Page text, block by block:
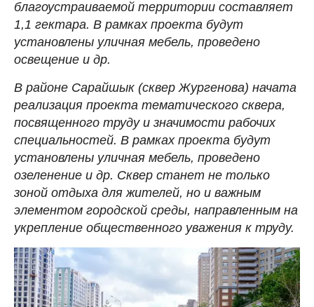
благоустраиваемой территории составляет
1,1 гектара. В рамках проекта будут
установлены уличная мебель, проведено
освещение и др.
В районе Сарайшык (сквер Жургенова) начата
реализация проекта тематического сквера,
посвященного труду и значимости рабочих
специальностей. В рамках проекта будут
установлены уличная мебель, проведено
озеленение и др. Сквер станет не только
зоной отдыха для жителей, но и важным
элементом городской среды, направленным на
укрепление общественного уважения к труду.